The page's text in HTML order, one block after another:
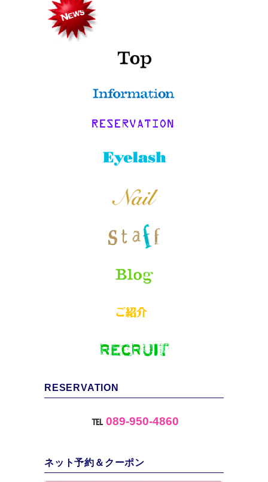
RESERVATION
℡ 089-950-4860
ネット予約＆クーポン